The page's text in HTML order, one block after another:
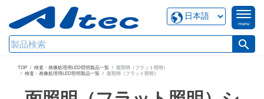
menu
search
TOP 検査・画像処理用LED照明製品一覧
面照明（フラット照明）
検査・画像処理用LED照明製品一覧
面照明（フラット照明）